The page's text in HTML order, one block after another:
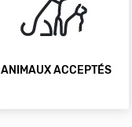
ANIMAUX ACCEPTÉS